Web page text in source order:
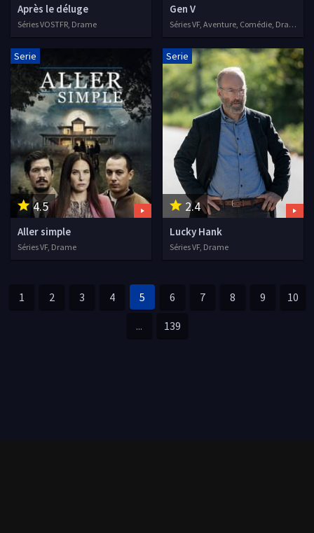
Après le déluge
Séries VOSTFR, Drame
Gen V
Séries VF, Aventure, Comédie, Drame, Science fiction, Action
4.5
Serie
Aller simple
Séries VF, Drame
2.4
Serie
Lucky Hank
Séries VF, Drame
1 2 3 4 5 6 7 8 9 10
... 139